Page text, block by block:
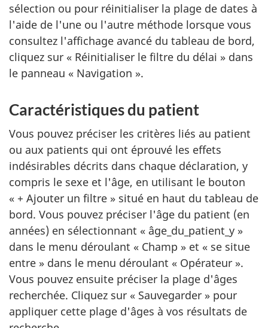
sélection ou pour réinitialiser la plage de dates à
l'aide de l'une ou l'autre méthode lorsque vous
consultez l'affichage avancé du tableau de bord,
cliquez sur « Réinitialiser le filtre du délai » dans
le panneau « Navigation ».
Caractéristiques du patient
Vous pouvez préciser les critères liés au patient
ou aux patients qui ont éprouvé les effets
indésirables décrits dans chaque déclaration, y
compris le sexe et l'âge, en utilisant le bouton
« + Ajouter un filtre » situé en haut du tableau de
bord. Vous pouvez préciser l'âge du patient (en
années) en sélectionnant « âge_du_patient_y »
dans le menu déroulant « Champ » et « se situe
entre » dans le menu déroulant « Opérateur ».
Vous pouvez ensuite préciser la plage d'âges
recherchée. Cliquez sur « Sauvegarder » pour
appliquer cette plage d'âges à vos résultats de